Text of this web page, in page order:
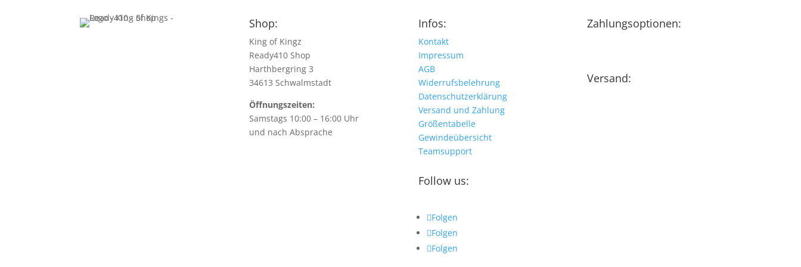
Shop:
King of Kingz
Ready410 Shop
Harthbergring 3
34613 Schwalmstadt
Öffnungszeiten:
Samstags 10:00 – 16:00 Uhr
und nach Absprache
Infos:
Kontakt
Impressum
AGB
Widerrufsbelehrung
Datenschutzerklärung
Versand und Zahlung
Größentabelle
Gewindeübersicht
Teamsupport
Follow us:
Folgen
Folgen
Folgen
Zahlungsoptionen:
Versand: